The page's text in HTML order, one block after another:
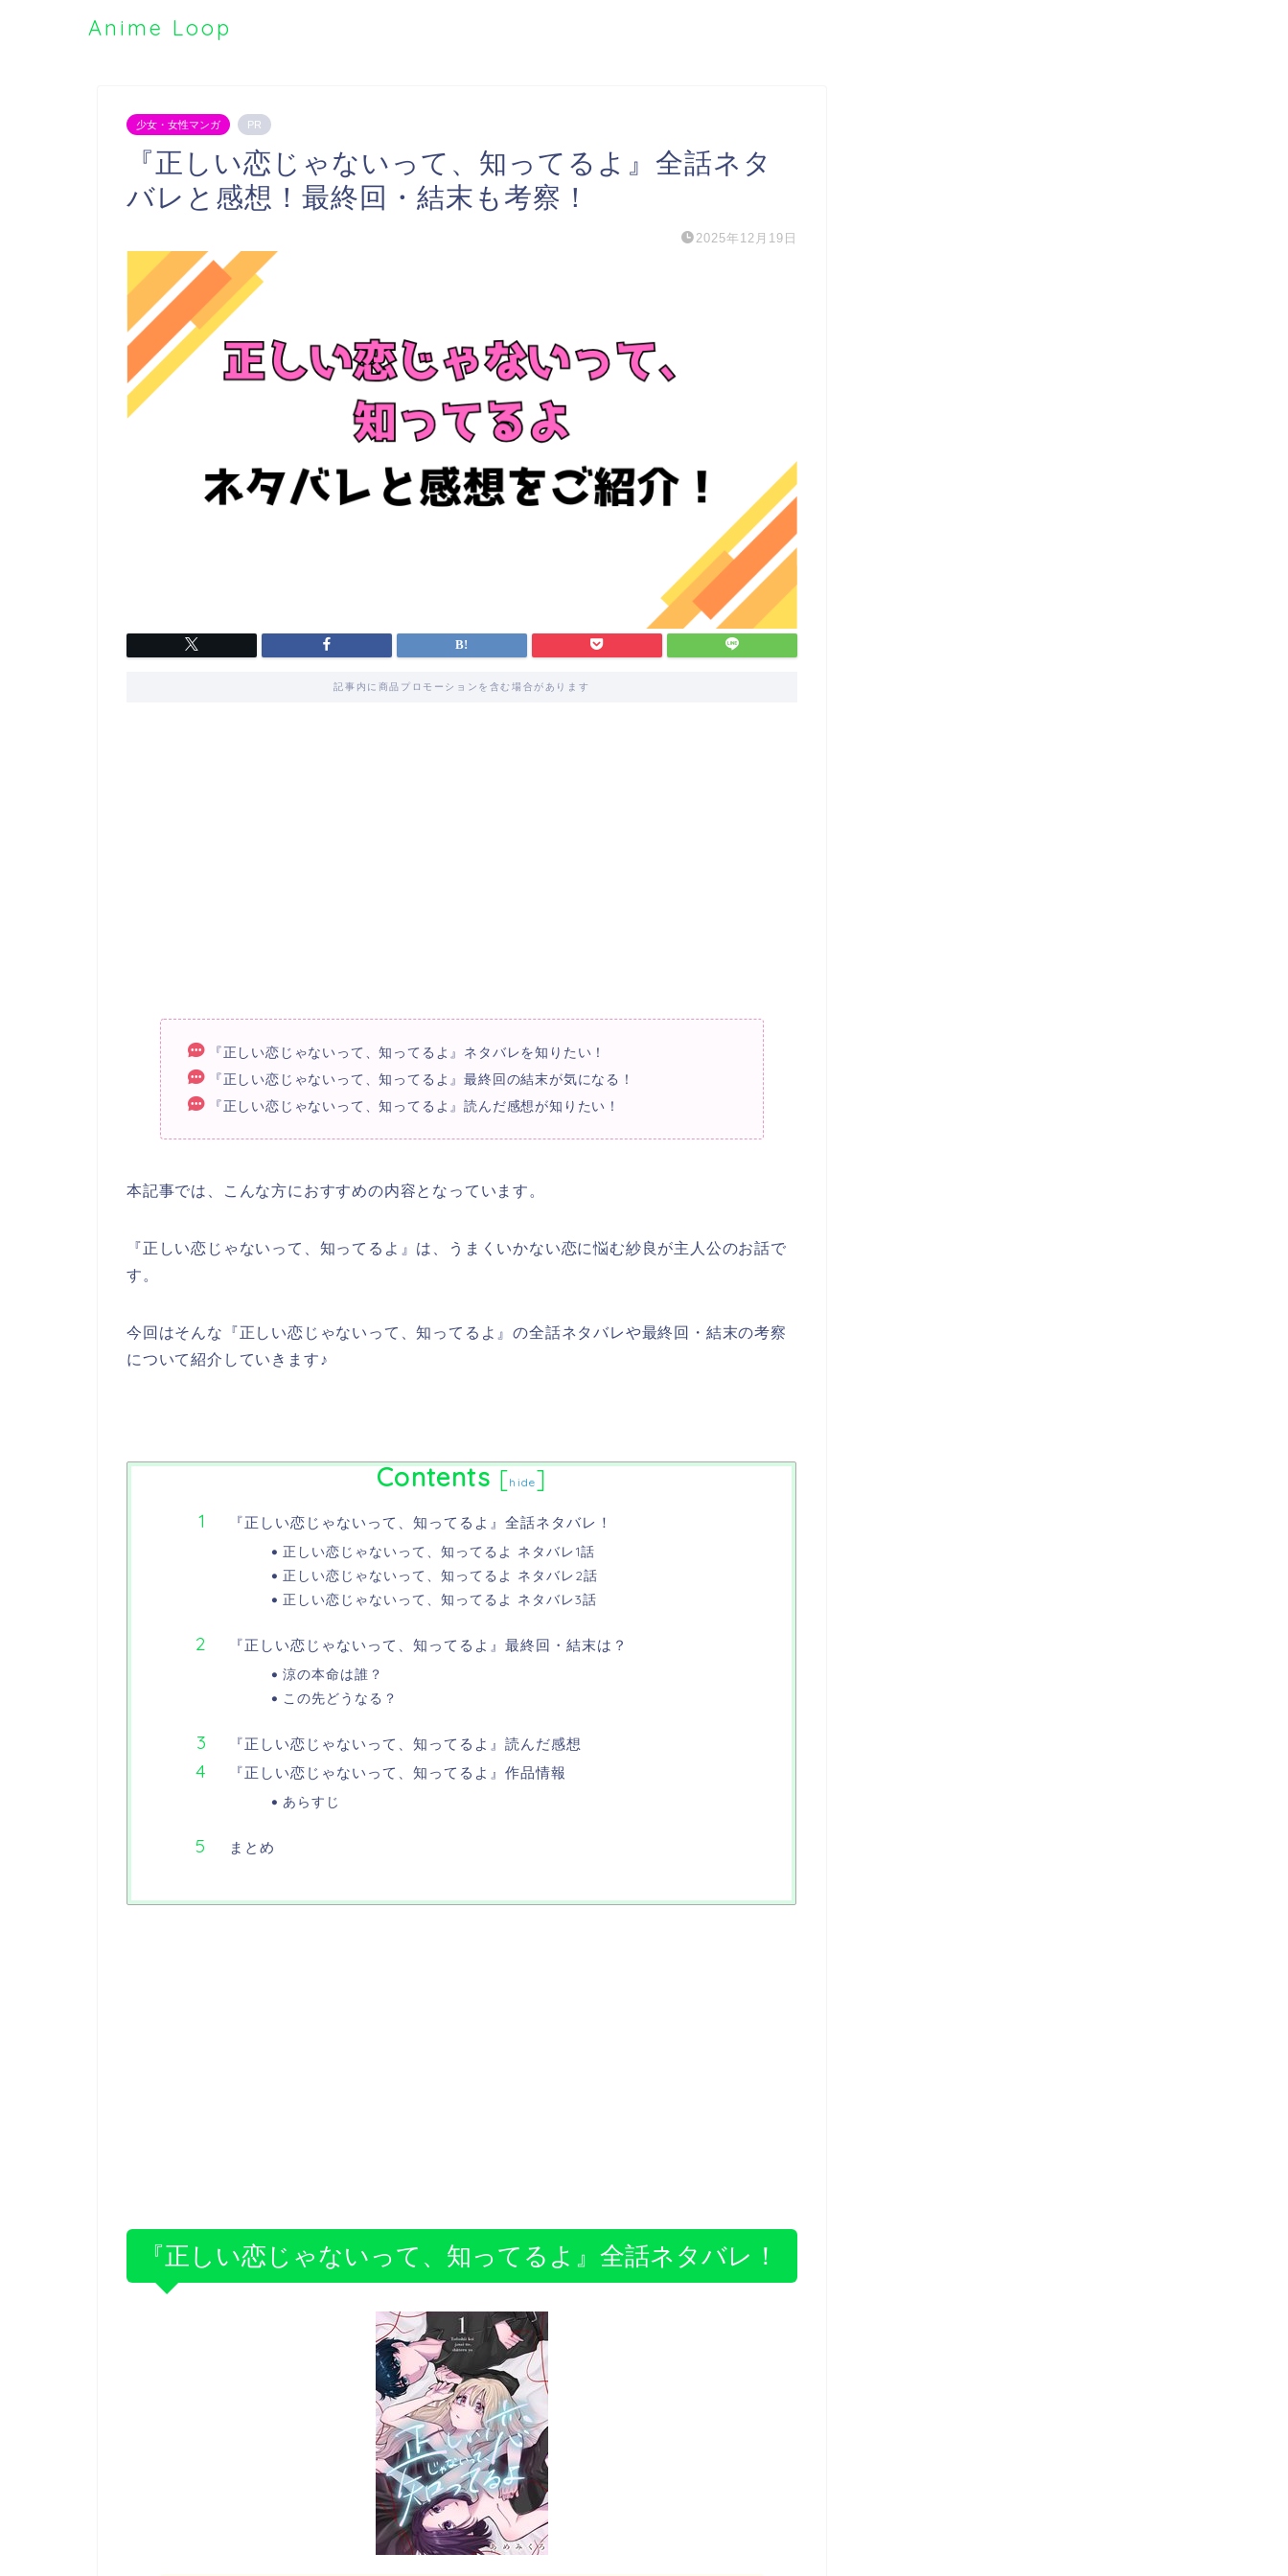
Anime Loop
少女・女性マンガ PR
『正しい恋じゃないって、知ってるよ』全話ネタ
バレと感想！最終回・結末も考察！
2025年12月19日
記事内に商品プロモーションを含む場合があります
『正しい恋じゃないって、知ってるよ』ネタバレを知りたい！
『正しい恋じゃないって、知ってるよ』最終回の結末が気になる！
『正しい恋じゃないって、知ってるよ』読んだ感想が知りたい！
本記事では、こんな方におすすめの内容となっています。
『正しい恋じゃないって、知ってるよ』は、うまくいかない恋に悩む紗良が主人公のお話で
す。
今回はそんな『正しい恋じゃないって、知ってるよ』の全話ネタバレや最終回・結末の考察
について紹介していきます♪
Contents [hide]
『正しい恋じゃないって、知ってるよ』全話ネタバレ！
正しい恋じゃないって、知ってるよ ネタバレ1話
正しい恋じゃないって、知ってるよ ネタバレ2話
正しい恋じゃないって、知ってるよ ネタバレ3話
『正しい恋じゃないって、知ってるよ』最終回・結末は？
涼の本命は誰？
この先どうなる？
『正しい恋じゃないって、知ってるよ』読んだ感想
『正しい恋じゃないって、知ってるよ』作品情報
あらすじ
まとめ
『正しい恋じゃないって、知ってるよ』全話ネタバレ！